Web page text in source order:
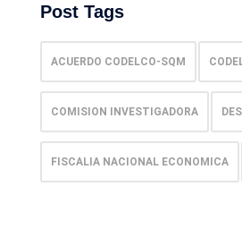
Post Tags
ACUERDO CODELCO-SQM
COMISION INVESTIGADORA
FISCALIA NACIONAL ECONOMICA